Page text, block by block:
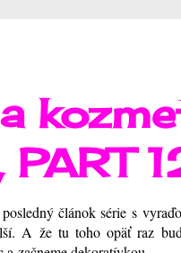
PART
článok série s
A že tu toho opäť raz